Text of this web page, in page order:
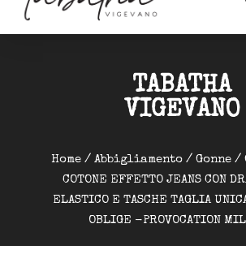
TABATHA
VIGEVANO
Home/ Abbigliamento/ Gonne/
COTONE EFFETTO JEANS CON
ELASTICO E TASCHE TAGLIA
OBLIGE -PROVOCATION